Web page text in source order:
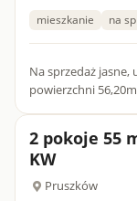
mieszkanie na
Na sprzedaż
powierzchni
2 pokoje 55
KW
Pruszków